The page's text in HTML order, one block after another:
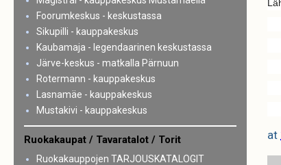
at
Foorumkeskus - keskustassa
Sikupilli - kauppakeskus
Kaubamaja - legendaarinen keskustassa
Järve-keskus - matkalla Pärnuun
Rotermann - kauppakeskus
Lasnamäe - kauppakeskus
Mustakivi - kauppakeskus
Ruokakaupat / Tavaratalot / Torit
Ruokakauppojen TARJOUSKATALOGIT